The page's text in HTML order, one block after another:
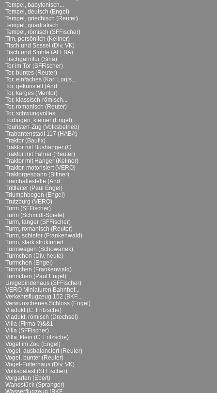
Tempel, babylonisch...
Tempel, deutsch (Engel)
Tempel, griechisch (Reuter)
Tempel, quadratisch...
Tempel, römisch (SFFischer)
Tim, persönlich (Kellner)
Tisch und Sessel (Div. VK)
Tisch und Stühle (ALLBA)
Tischgarnitur (Sina)
Tor im Tor (SFFischer)
Tor, buntes (Reuter)
Tor, einfaches (Karl Louis...
Tor, gekünstelt (And....
Tor, karges (Mentor)
Tor, klassisch-römisch...
Tor, romanisch (Reuter)
Tor, schwungvolles...
Torbogen, kleiner (Engel)
Touristen-Zug (Volksbetrieb)
Trabantenstadt 117 (HABA)
Traktor (Baufix)
Traktor mit Bushänger (C....
Traktor mit Fahrer (Reuter)
Traktor mit Hänger (Kellner)
Traktor, motorisiert (VERO)
Traktorgespann (Bittner)
Tramhaltestelle (And....
Trittleiter (Paul Engel)
Triumphbogen (Engel)
Trutzburg (VERO)
Turm (SFFischer)
Turm (Schmidt-Spiele)
Turm, langer (SFFischer)
Turm, romanisch (Reuter)
Turm, schiefer (Frankenwald)
Turm, stark strukturiert...
Turmwagen (Schowanek)
Türmchen (Div. heute)
Türmchen (Engel)
Türmchen (Frankenwald)
Türmchen (Paul Engel)
Umgebindehaus (SFFischer)
VERO Miniaturen Bahnhof...
Verkehrsflugzeug 152 (BKF...
Verwunschenes Schloss (Engel)
Viadukt (C. Fritzsche)
Viadukt, römisch (Drechsel)
Villa (Firma ?)&&1
Villa (SFFischer)
Villa, klein (C. Fritzsche)
Vogel im Zoo (Engel)
Vogel, ausbalanciert (Reuter)
Vogel, bunter (Reuter)
Vogel-Futterhaus (Div. VK)
Volkspalast (SFFischer)
Vorgarten (Ebert)
Wandstück (Spranger)
Wasserflugzeug (BKF